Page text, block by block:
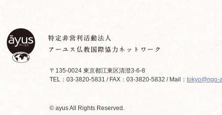
〒135-0024 東京都江東区清澄3-6-8
TEL：03-3820-5831 / FAX：03-3820-5832 / Mail： tokyo@ngo-
© ayus All Rights Reserved.